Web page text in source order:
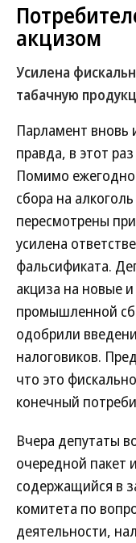
акцизом
Усилена
табачную
Парламент вновь
правда, в этот
Помимо
сбора на
пересмотрены
усилена
фальсификата.
акциза на новые
промышленной
одобрили
налоговиков.
что это
конечный
Вчера депутаты
очередной пакет
содержащийся в
комитета по
деятельности,